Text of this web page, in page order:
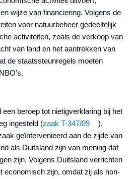
wijze van financiering. Volgens de
voor natuurbeheer gedeeltelijk
activiteiten, zoals de verkoop van
van land en het aantrekken van
de staatssteunregels moeten
beroep tot nietigverklaring bij het
ingesteld (zaak T-347/09
).
geïntervenieerd aan de zijde van
als Duitsland zijn van mening dat
zijn. Volgens Duitsland verrichten
economisch zijn, omdat zij als non-